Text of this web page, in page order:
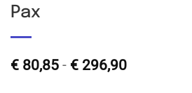
Pax
€ 80,85 - € 296,90Prijsklasse: